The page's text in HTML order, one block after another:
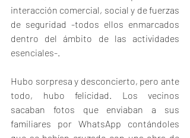
interacción comercial, social y de fuerzas
de seguridad -todos ellos enmarcados
dentro del ámbito de las actividades
esenciales-.
Hubo sorpresa y desconcierto, pero ante
todo, hubo felicidad. Los vecinos
sacaban fotos que enviaban a sus
familiares por WhatsApp contándoles